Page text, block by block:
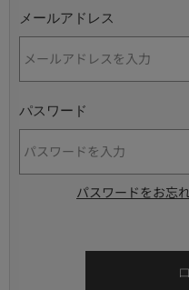
メールアドレス
パスワード
パスワードをお忘